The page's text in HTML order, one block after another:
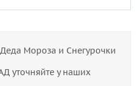
Мороза и Снегурочки
уточняйте у наших